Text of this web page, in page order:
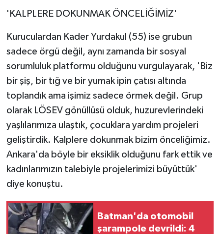
'KALPLERE DOKUNMAK ÖNCELİĞİMİZ'
Kuruculardan Kader Yurdakul (55) ise grubun
sadece örgü değil, aynı zamanda bir sosyal
sorumluluk platformu olduğunu vurgulayarak, 'Biz
bir şiş, bir tığ ve bir yumak ipin çatısı altında
toplandık ama işimiz sadece örmek değil. Grup
olarak LÖSEV gönüllüsü olduk, huzurevlerindeki
yaşlılarımıza ulaştık, çocuklara yardım projeleri
geliştirdik. Kalplere dokunmak bizim önceliğimiz.
Ankara'da böyle bir eksiklik olduğunu fark ettik ve
kadınlarımızın talebiyle projelerimizi büyüttük'
diye konuştu.
Batman'da otomobil
şarampole devrildi: 4